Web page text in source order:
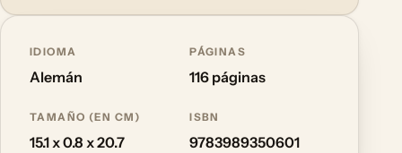
IDIOMA
Alemán
PÁGINAS
116 páginas
TAMAÑO (EN CM)
15.1 x 0.8 x 20.7
ISBN
9783989350601